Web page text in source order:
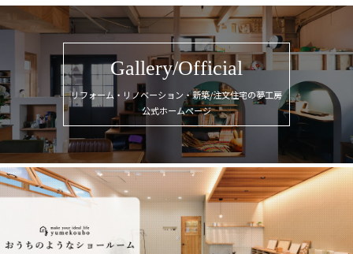
Gallery/Official
リフォーム・リノベーション・新築/注文住宅の夢工房
公式ホームページ